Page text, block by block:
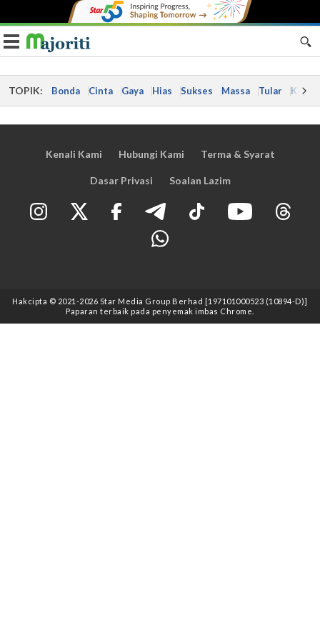
Toggle navigation
TOPIK: Bonda Cinta Gaya Hias Sukses Massa Tular Kes
Kenali Kami Hubungi Kami Terma & Syarat
Dasar Privasi Soalan Lazim
Hakcipta © 2021 -2026 Star Media Group Berhad [197101000523 (10894-D)]
Paparan terbaik pada penyemak imbas Chrome.